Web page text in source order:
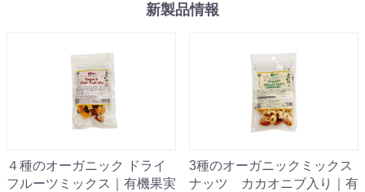
新製品情報
４種のオーガニック ドライ
フルーツミックス｜有機果実
3種のオーガニックミックス
ナッツ カカオニブ入り｜有